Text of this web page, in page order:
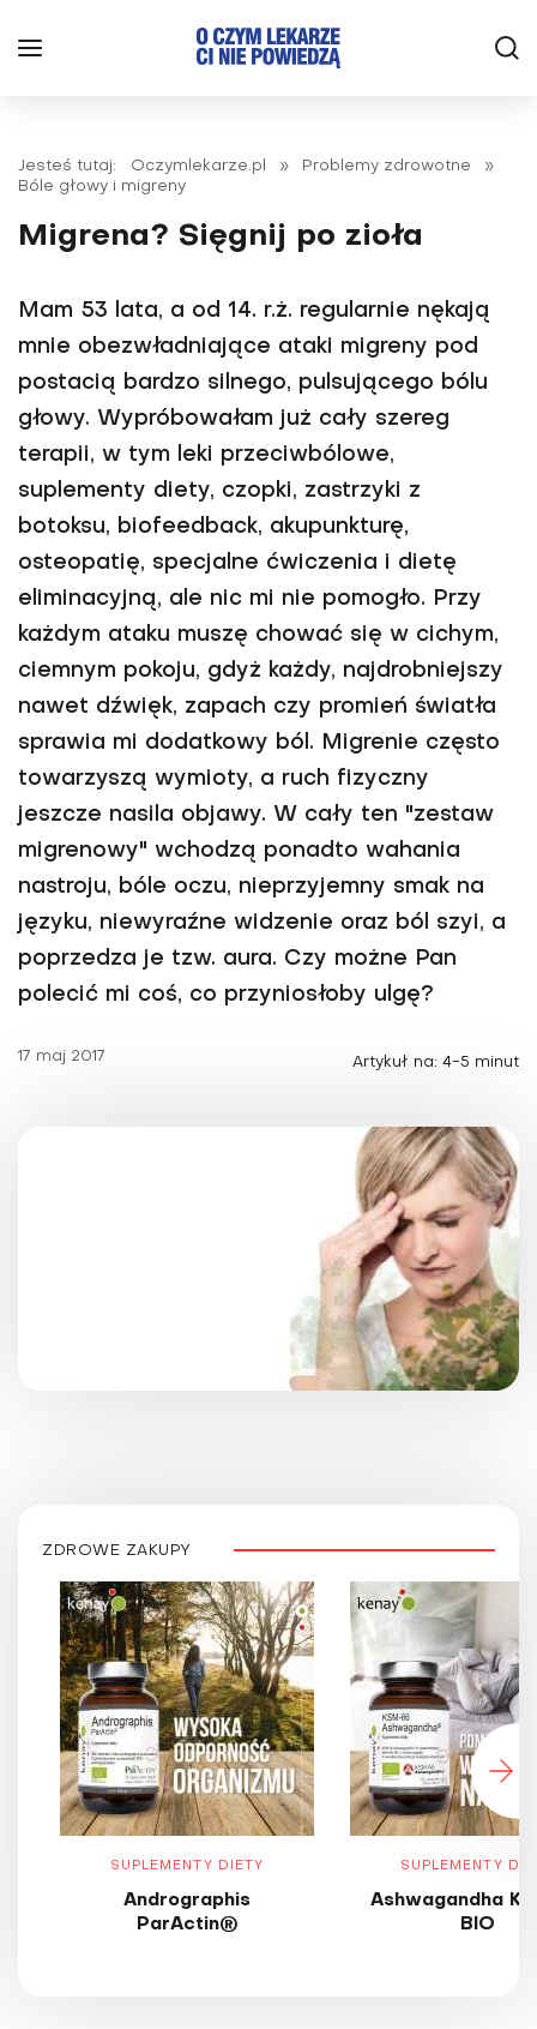
Jesteś tutaj: Oczymlekarze.pl » Problemy zdrowotne
»
Bóle głowy i migreny
Migrena? Sięgnij po zioła
Mam 53 lata, a od 14. r.ż. regularnie nękają
mnie obezwładniające ataki migreny pod
postacią bardzo silnego, pulsującego bólu
głowy. Wypróbowałam już cały szereg
terapii, w tym leki przeciwbólowe,
suplementy diety, czopki, zastrzyki z
botoksu, biofeedback, akupunkturę,
osteopatię, specjalne ćwiczenia i dietę
eliminacyjną, ale nic mi nie pomogło. Przy
każdym ataku muszę chować się w cichym,
ciemnym pokoju, gdyż każdy, najdrobniejszy
nawet dźwięk, zapach czy promień światła
sprawia mi dodatkowy ból. Migrenie często
towarzyszą wymioty, a ruch fizyczny
jeszcze nasila objawy. W cały ten "zestaw
migrenowy" wchodzą ponadto wahania
nastroju, bóle oczu, nieprzyjemny smak na
języku, niewyraźne widzenie oraz ból szyi, a
poprzedza je tzw. aura. Czy możne Pan
polecić mi coś, co przyniosłoby ulgę?
17 maj 2017 Artykuł na: 4-5 minut
ZDROWE ZAKUPY
SUPLEMENTY DIETY
Andrographis
ParActin®
SUPLEMENTY
Ashwagandha
BIO